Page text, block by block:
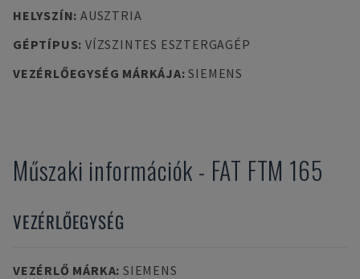
HELYSZÍN: AUSZTRIA
GÉPTÍPUS: VÍZSZINTES ESZTERGAGÉP
VEZÉRLŐEGYSÉG MÁRKÁJA:SIEMENS
Műszaki információk - FAT FTM 165
VEZÉRLŐEGYSÉG
VEZÉRLŐ MÁRKA: SIEMENS